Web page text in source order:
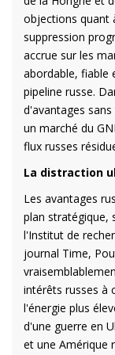
objections quant
suppression
accrue sur les
abordable, fiable
pipeline russe.
d'avantages
un marché du
flux russes
La distraction
Les avantages
plan stratégique,
l'Institut de
journal Time,
intérêts russes à
l'énergie plus
d'une guerre en
et une Amérique